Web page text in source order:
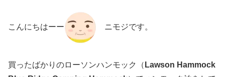
こんにちはーー ニモジです。
買ったばかりのローソンハンモック（ Lawson Hammock